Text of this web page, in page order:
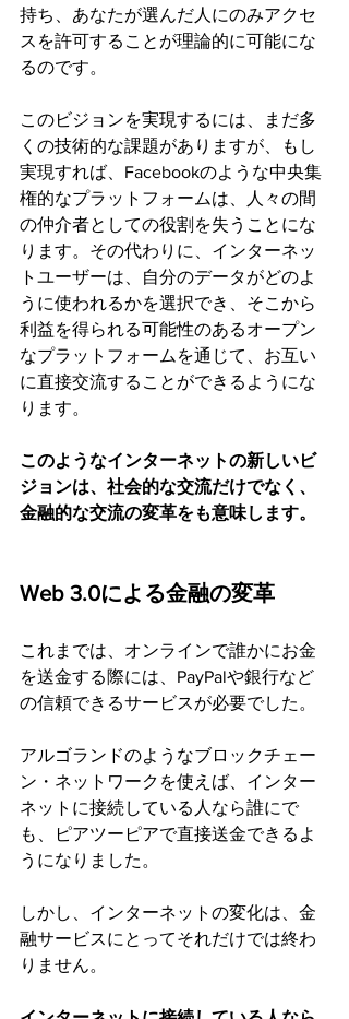
持ち、あなたが選んだ人にのみアクセ
スを許可することが理論的に可能にな
るのです。
このビジョンを実現するには、まだ多
くの技術的な課題がありますが、もし
実現すれば、Facebookのような中央集
権的なプラットフォームは、人々の間
の仲介者としての役割を失うことにな
ります。その代わりに、インターネッ
トユーザーは、自分のデータがどのよ
うに使われるかを選択でき、そこから
利益を得られる可能性のあるオープン
なプラットフォームを通じて、お互い
に直接交流することができるようにな
ります。
このようなインターネットの新しいビ
ジョンは、社会的な交流だけでなく、
金融的な交流の変革をも意味します。
Web 3.0による金融の変革
これまでは、オンラインで誰かにお金
を送金する際には、PayPalや銀行など
の信頼できるサービスが必要でした。
アルゴランドのようなブロックチェー
ン・ネットワークを使えば、インター
ネットに接続している人なら誰にで
も、ピアツーピアで直接送金できるよ
うになりました。
しかし、インターネットの変化は、金
融サービスにとってそれだけでは終わ
りません。